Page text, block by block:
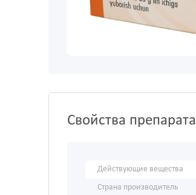
Свойства препарата
Действующие вещества
Страна производитель